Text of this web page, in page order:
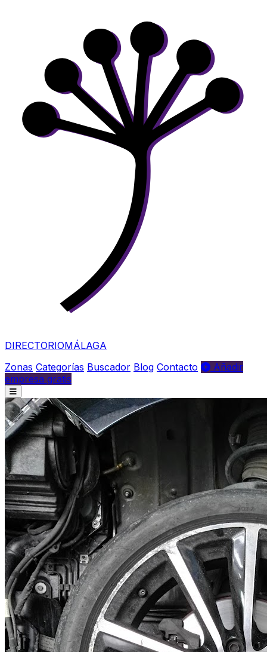
DIRECTORIOMÁLAGA
Zonas Categorías Buscador Blog Contacto
Añadir
empresa gratis